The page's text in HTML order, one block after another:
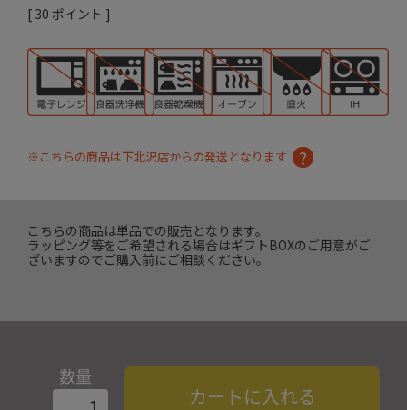
[ 30 ポイント ]
※こちらの商品は下北沢店からの発送となります
こちらの商品は単品での販売となります。
ラッピング等をご希望される場合はギフトBOXのご用意がご
ざいますのでご購入前にご相談ください。
数量
カートに入れる